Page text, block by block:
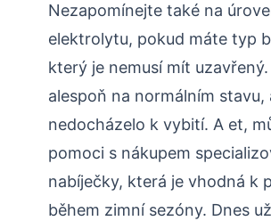
Nezapomínejte také na
elektrolytu, pokud máte typ
který je nemusí mít
alespoň na normálním stavu,
nedocházelo k vybití. A et,
pomoci s nákupem
nabíječky, která je vhodná k
během zimní sezóny. Dnes